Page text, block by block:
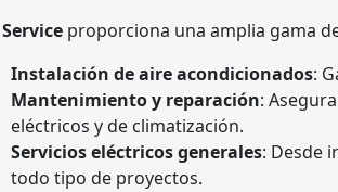
Service proporciona una amplia gama
Instalación de aire acondicionados:
Mantenimiento y reparación:
eléctricos y de climatización.
Servicios eléctricos generales: Desde
todo tipo de proyectos.